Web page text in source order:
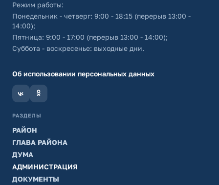
Режим работы:
Понедельник - четверг: 9:00 - 18:15 (перерыв 13:00 -
14:00);
Пятница: 9:00 - 17:00 (перерыв 13:00 - 14:00);
Суббота - воскресенье: выходные дни.
Об использовании персональных данных
РАЗДЕЛЫ
РАЙОН
ГЛАВА РАЙОНА
ДУМА
АДМИНИСТРАЦИЯ
ДОКУМЕНТЫ